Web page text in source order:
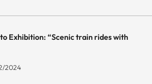
Exhibition: “Scenic train rides with
2024